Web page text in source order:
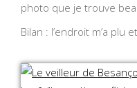
photo que je trouve
Bilan : l’endroit m’a plu